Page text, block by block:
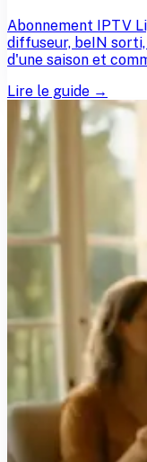
Abonnement IPTV
diffuseur, beIN
d'une saison et
Lire le guide →